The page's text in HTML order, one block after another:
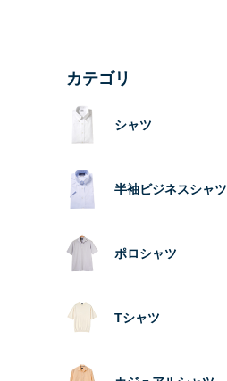
カテゴリ
シャツ
半袖ビジネスシャツ
ポロシャツ
Tシャツ